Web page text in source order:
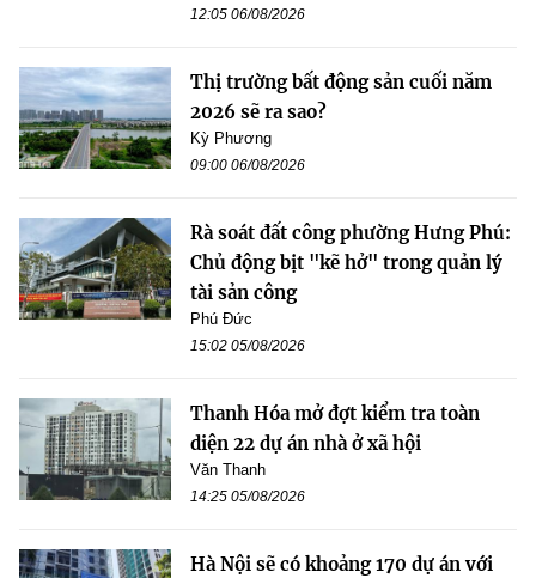
12:05 06/08/2026
Thị trường bất động sản cuối năm
2026 sẽ ra sao?
Kỳ Phương
09:00 06/08/2026
Rà soát đất công phường Hưng Phú:
Chủ động bịt "kẽ hở" trong quản lý
tài sản công
Phú Đức
15:02 05/08/2026
Thanh Hóa mở đợt kiểm tra toàn
diện 22 dự án nhà ở xã hội
Văn Thanh
14:25 05/08/2026
Hà Nội sẽ có khoảng 170 dự án với